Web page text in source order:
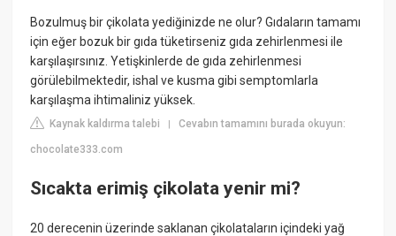
Bozulmuş bir çikolata yediğinizde ne olur? Gıdaların tamamı
için eğer bozuk bir gıda tüketirseniz gıda zehirlenmesi ile
karşılaşırsınız. Yetişkinlerde de gıda zehirlenmesi
görülebilmektedir, ishal ve kusma gibi semptomlarla
karşılaşma ihtimaliniz yüksek.
Kaynak kaldırma talebi |Cevabın tamamını burada okuyun:
chocolate333.com
Sıcakta erimiş çikolata yenir mi?
20 derecenin üzerinde saklanan çikolataların içindeki yağ